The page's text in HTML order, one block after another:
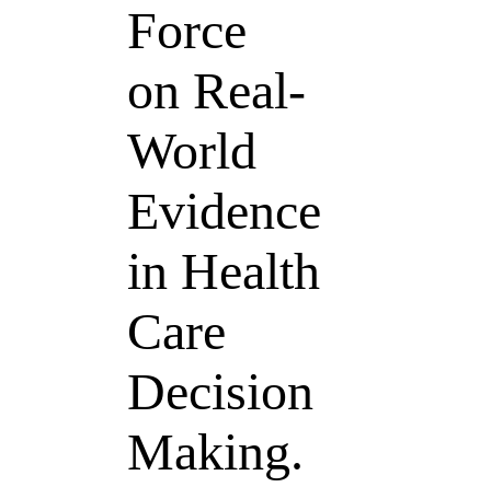
Force
on Real-
World
Evidence
in Health
Care
Decision
Making.